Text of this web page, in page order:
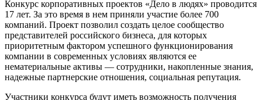
Конкурс корпоративных проектов «Дело в людях» проводится
17 лет. За это время в нем приняли участие более 700
компаний. Проект позволил создать целое сообщество
представителей российского бизнеса, для которых
приоритетным фактором успешного функционирования
компании в современных условиях являются ее
нематериальные активы — сотрудники, накопленные знания,
надежные партнерские отношения, социальная репутация.
Участники конкурса будут иметь возможность получения